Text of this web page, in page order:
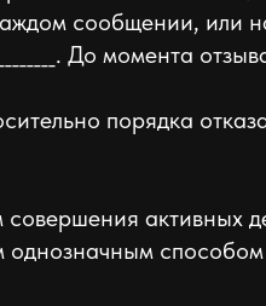
сообщении, или
До момента
порядка
активных
однозначным